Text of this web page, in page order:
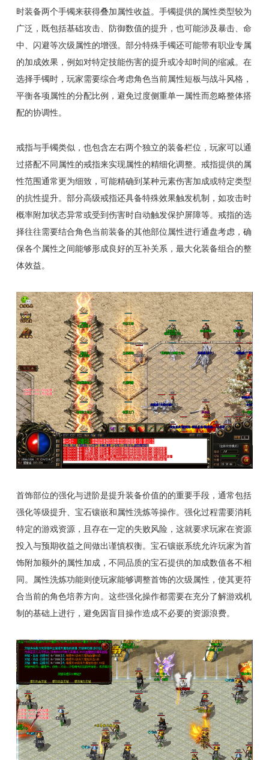
时装备两个手镯来获得叠加属性收益。手镯提供的属性类型较为
广泛，既包括基础攻击、防御数值的提升，也可能涉及暴击、命
中、闪避等次级属性的增强。部分特殊手镯还可能带有职业专属
的加成效果，例如对特定技能伤害的提升或冷却时间的缩减。在
选择手镯时，玩家需要综合考虑角色当前属性短板与战斗风格，
平衡各项属性的分配比例，避免过度侧重单一属性而忽略整体搭
配的协调性。
戒指与手镯类似，也包含左右两个独立的装备栏位，玩家可以通
过搭配不同属性的戒指来实现属性的精细化调整。戒指提供的属
性范围通常更为细致，可能精确到某种元素伤害加成或特定类型
的抗性提升。部分高级戒指还具备特殊效果触发机制，如攻击时
概率附加状态异常或受到伤害时自动触发保护屏障等。戒指的选
择往往需要结合角色当前装备的其他部位属性进行通盘考虑，确
保各个属性之间能够形成良好的互补关系，最大化装备组合的整
体效益。
首饰部位的强化与进阶是提升装备价值的的重要手段，通常包括
强化等级提升、宝石镶嵌和属性洗炼等操作。强化过程需要消耗
特定的游戏资源，且存在一定的失败风险，这就要求玩家在资源
投入与预期收益之间做出谨慎权衡。宝石镶嵌系统允许玩家为首
饰附加额外的属性加成，不同品质的宝石提供的加成数值各不相
同。属性洗炼功能则使玩家能够调整首饰的次级属性，使其更符
合当前的角色培养方向。这些强化操作都需要在充分了解游戏机
制的基础上进行，避免因盲目操作造成不必要的资源浪费。